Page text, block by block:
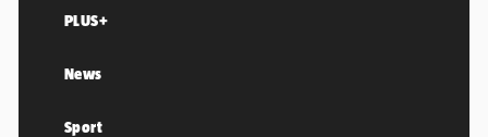
PLUS+
News
Sport